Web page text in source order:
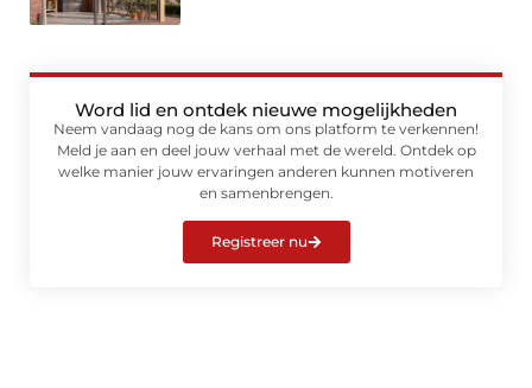
Word lid en ontdek nieuwe mogelijkheden
Neem vandaag nog de kans om ons platform te verkennen!
Meld je aan en deel jouw verhaal met de wereld. Ontdek op
welke manier jouw ervaringen anderen kunnen motiveren
en samenbrengen.
Registreer nu